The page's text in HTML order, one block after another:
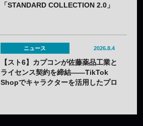
「STANDARD COLLECTION 2.0」
ニュース 2026.8.4
【スト6】カプコンが佐藤薬品工業と
ライセンス契約を締結——TikTok
Shopでキャラクターを活用したプロ